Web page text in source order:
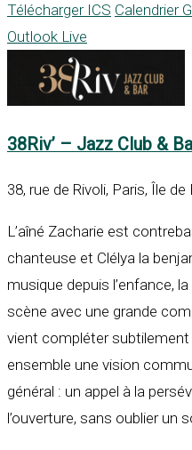
Télécharger ICS Calendrier
Outlook Live
38Riv’ – Jazz Club &
38, rue de Rivoli, Paris, Île de
L’aîné Zacharie est
chanteuse et Clélya la
musique depuis l’enfance,
scène avec une grande
vient compléter
ensemble une vision
général : un appel à la
l’ouverture, sans oublier un